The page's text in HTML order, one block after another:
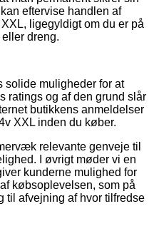
eftervise handlen af
ligegyldigt om du er på
dreng.
solide muligheder for at
ratings og af den grund slår
butikkens anmeldelser
XXL inden du køber.
relevante genveje til
I øvrigt møder vi en
kunderne mulighed for
købsoplevelsen, som på
til afvejning af hvor tilfredse